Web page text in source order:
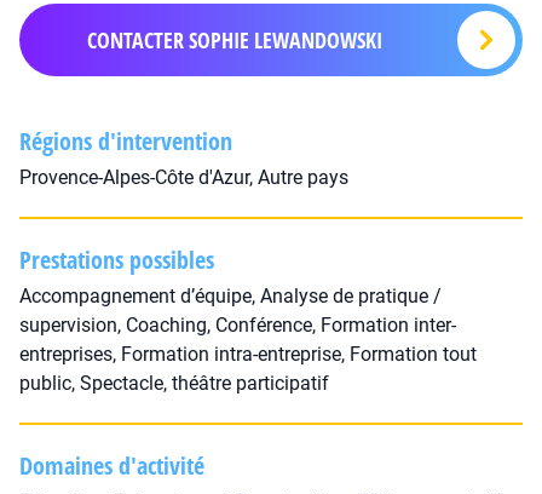
CONTACTER SOPHIE LEWANDOWSKI
Régions d'intervention
Provence-Alpes-Côte d'Azur, Autre pays
Prestations possibles
Accompagnement d’équipe, Analyse de pratique /
supervision, Coaching, Conférence, Formation inter-
entreprises, Formation intra-entreprise, Formation tout
public, Spectacle, théâtre participatif
Domaines d'activité